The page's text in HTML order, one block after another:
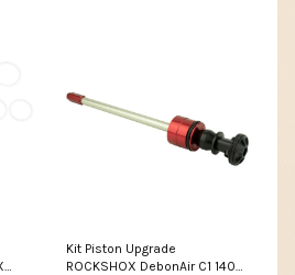
Kit Piston Upgrade
ROCKSHOX DebonAir C1 140